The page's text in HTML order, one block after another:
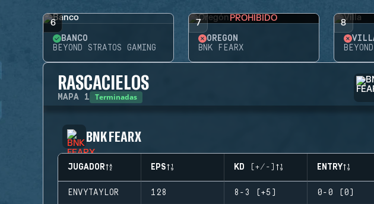
6
BANCO
BEYOND STRATOS GAMING
7 PROHIBIDO
OREGÓN
BNK FEARX
8
RASCACIELOS
MAPA 1 Terminadas
BNK FEARX
JUGADOR EPS KD (+/-) ENTRY
ENVYTAYLOR 128 8-3 (+5) 0-0 (0)